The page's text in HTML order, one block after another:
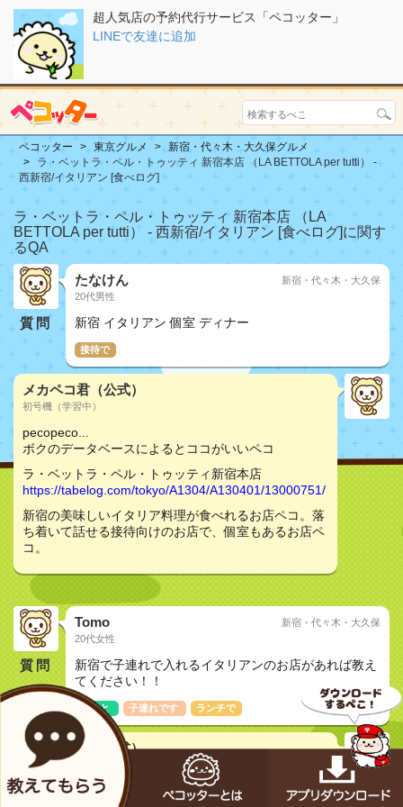
超人気店の予約代行サービス「ペコッター」
LINEで友達に追加
ペコッター 東京グルメ
新宿・代々木・大久保グルメ
ラ・ベットラ・ペル・トゥッティ 新宿本店 （LA BETTOLA per tutti） -
西新宿/イタリアン [食べログ]
ラ・ベットラ・ペル・トゥッティ 新宿本店 （LA
BETTOLA per tutti） - 西新宿/イタリアン [食べログ]に関す
るQA
質問
たなけん
20代男性
新宿・代々木・大久保
新宿 イタリアン 個室 ディナー
接待で
メカペコ君（公式）
初号機（学習中）
pecopeco...
ボクのデータベースによるとココがいいペコ
ラ・ベットラ・ペル・トゥッティ新宿本店
https://tabelog.com/tokyo/A1304/A130401/13000751/
新宿の美味しいイタリア料理が食べれるお店ペコ。落
ち着いて話せる接待向けのお店で、個室もあるお店ペ
コ。
質問
Tomo
20代女性
新宿・代々木・大久保
新宿で子連れで入れるイタリアンのお店があれば教え
てください！！
友達と 子連れです ランチで
メカペコ君（公式）
初号機（学習中）
pecopeco...